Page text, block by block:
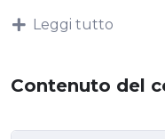
Leggi tutto
Contenuto del